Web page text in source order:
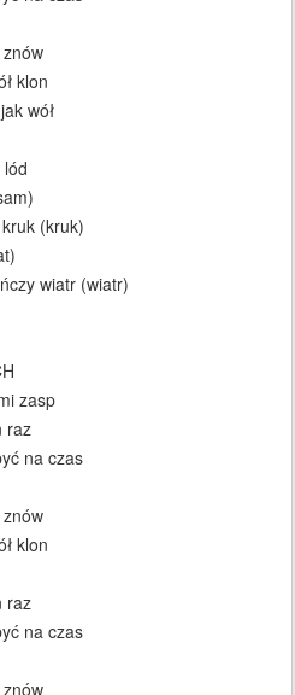
klon
wół
(kruk)
wiatr (wiatr)
zasp
raz
na czas
klon
raz
na czas